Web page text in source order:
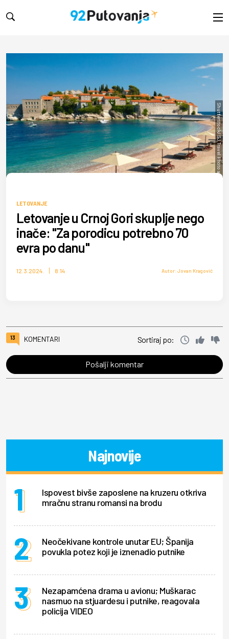
Shutterstock/ SJ Travel Photo and Video
LETOVANJE
Letovanje u Crnoj Gori skuplje nego
inače: "Za porodicu potrebno 70
evra po danu"
12.3.2024. 8:14 Autor: Jovan Kragović
13 KOMENTARI Sortiraj po:
Pošalji komentar
Najnovije
Ispovest bivše zaposlene na kruzeru otkriva
mračnu stranu romansi na brodu
Neočekivane kontrole unutar EU; Španija
povukla potez koji je iznenadio putnike
Nezapamćena drama u avionu; Muškarac
nasrnuo na stjuardesu i putnike, reagovala
policija VIDEO